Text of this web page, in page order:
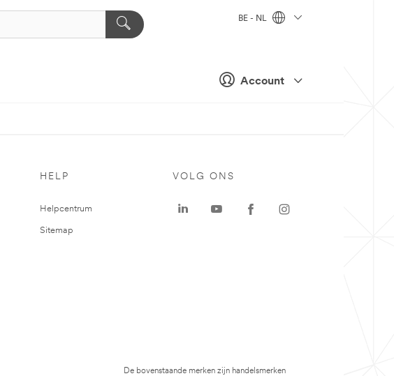
Account
BE - NL
HELP
Helpcentrum
Sitemap
VOLG ONS
De bovenstaande merken zijn handelsmerken